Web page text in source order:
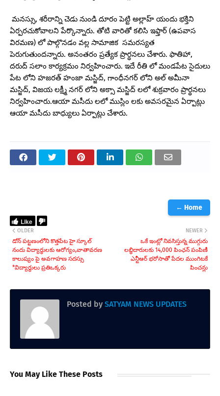
మనస్సు, శరీరాన్ని చెడు నుండి దూరం పెట్టి అల్లాహ్ యందు భక్తిని
ఏర్పరచుకోవాలని పేర్కొన్నారు. తోటి వారితో కలిసి ఇఫ్తార్ (ఉపవాస
విరమణ) లో పాల్గొనడం వల్ల సామాజిక సమరస్యత
పెరుగుతుందన్నారు. అనంతరం ప్రత్యేక ప్రార్థనలు చేశారు. ఫాతిహా,
దరుద్ సలాం కార్యక్రమం నిర్వహించారు. ఇదే రీతి లో మండపేట సైదులు
పేట లోని హజరత్ హంజా మస్జిద్, గాంధీనగర్ లోని అల్ అమీనా
మస్జిద్, విజయ లక్ష్మీ నగర్ లోని అక్సా మస్జిద్ లలో శుక్రవారం ప్రార్థనలు
నిర్వహించారు.ఆయా మసీదు లలో ముస్లిం లకు అవసరమైన ఏర్పాట్లు
ఆయా మసీదు బాధ్యులు ఏర్పాట్లు చేశారు.
← Home
Like
NEWER
​ఒకే ఇంట్లో నివసిస్తున్న ముగ్గురు
లబ్ధిదారులకు 14,000 పింఛన్ పంపిణీ
ఎన్టీఆర్ భరోసాతో పేదల ముంగిటకే
పించన్లు
OLDER
డోన్ పట్టణంలోని కొత్తపేట హై స్కూల్
నందు విద్యార్థులకు ఆరోగ్యం,వాతావరణ
కాలుష్యం పై అవగాహణ సదస్సు
*విద్యార్థులు ప్రతిఒక్కరు
Posted by SATYAM NEWS UPDATES
You May Like These Posts